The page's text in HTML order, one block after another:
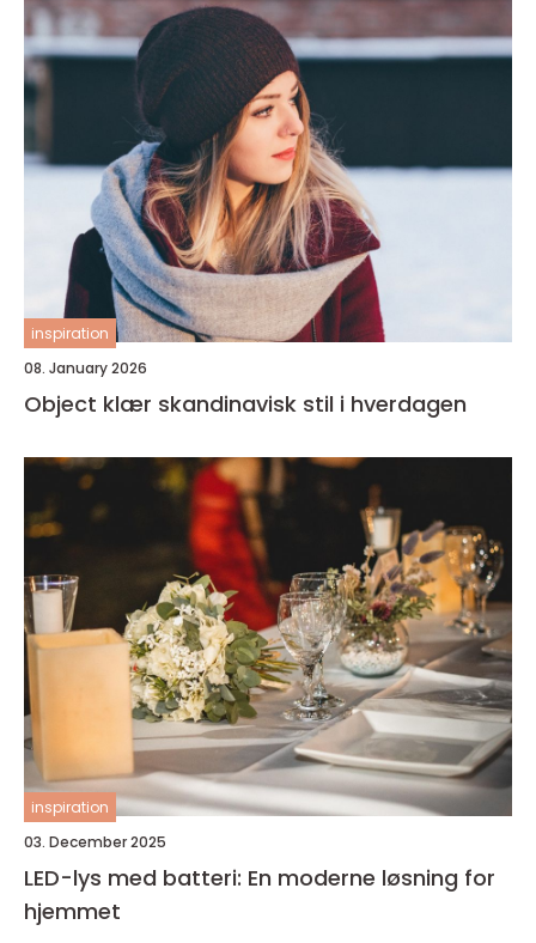
inspiration
08. January 2026
Object klær skandinavisk stil i hverdagen
inspiration
03. December 2025
LED-lys med batteri: En moderne løsning for
hjemmet